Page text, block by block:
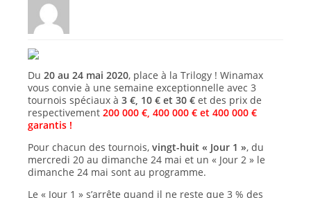
Du20 au 24 mai 2020, place à la Trilogy ! Winamax
vous convie à une semaine exceptionnelle avec 3
tournois spéciaux à3 €, 10 € et 30 € et des prix de
respectivement200 000 €, 400 000 € et 400 000 €
garantis !
Pour chacun des tournois,vingt-huit « Jour 1 », du
mercredi 20 au dimanche 24 mai et un « Jour 2 » le
dimanche 24 mai sont au programme.
Le « Jour 1 » s’arrête quand il ne reste que 3 % des